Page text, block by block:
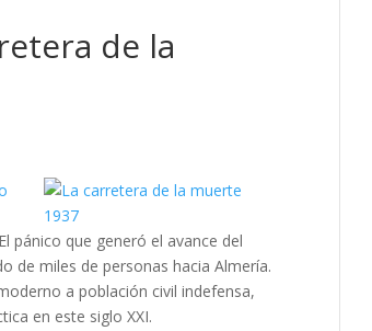
de la
pánico que generó el avance del
de miles de personas hacia Almería.
a población civil indefensa,
en este siglo XXI.